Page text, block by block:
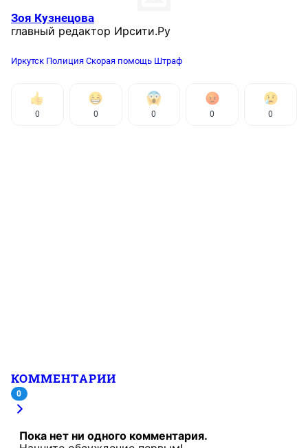
Зоя Кузнецова
главный редактор Ирсити.Ру
Иркутск Полиция Скорая помощь Штраф
0 0 0 0 0
КОММЕНТАРИИ
0
Пока нет ни одного комментария.